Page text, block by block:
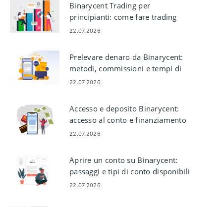
Binarycent Trading per
principianti: come fare trading
sulla piattaforma
22.07.2026
Prelevare denaro da Binarycent:
metodi, commissioni e tempi di
elaborazione
22.07.2026
Accesso e deposito Binarycent:
accesso al conto e finanziamento
22.07.2026
Aprire un conto su Binarycent:
passaggi e tipi di conto disponibili
22.07.2026